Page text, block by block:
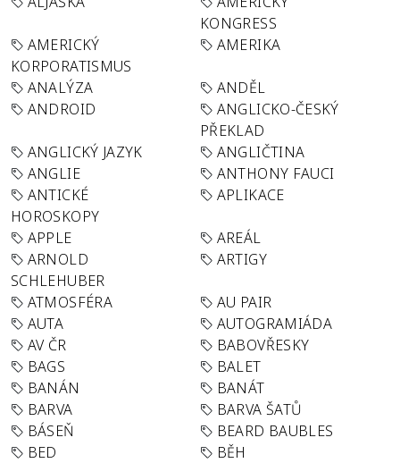
KONGRESS
AMERICKÝ
KORPORATISMUS
AMERIKA
ANALÝZA
ANDĚL
ANDROID
ANGLICKO-ČESKÝ
PŘEKLAD
ANGLICKÝ JAZYK
ANGLIČTINA
ANGLIE
ANTHONY FAUCI
ANTICKÉ
HOROSKOPY
APLIKACE
APPLE
AREÁL
ARNOLD
SCHLEHUBER
ARTIGY
ATMOSFÉRA
AU PAIR
AUTA
AUTOGRAMIÁDA
AV ČR
BABOVŘESKY
BAGS
BALET
BANÁN
BANÁT
BARVA
BARVA ŠATŮ
BÁSEŇ
BEARD BAUBLES
BED
BĚH